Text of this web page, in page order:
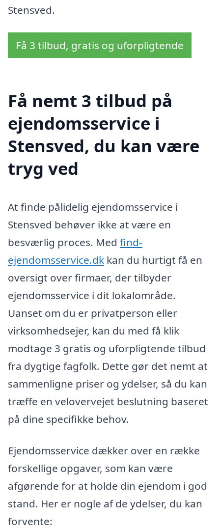
Stensved.
Få 3 tilbud, gratis og uforpligtende
Få nemt 3 tilbud på
ejendomsservice i
Stensved, du kan være
tryg ved
At finde pålidelig ejendomsservice i
Stensved behøver ikke at være en
besværlig proces. Med find-
ejendomsservice.dk kan du hurtigt få en
oversigt over firmaer, der tilbyder
ejendomsservice i dit lokalområde.
Uanset om du er privatperson eller
virksomhedsejer, kan du med få klik
modtage 3 gratis og uforpligtende tilbud
fra dygtige fagfolk. Dette gør det nemt at
sammenligne priser og ydelser, så du kan
træffe en velovervejet beslutning baseret
på dine specifikke behov.
Ejendomsservice dækker over en række
forskellige opgaver, som kan være
afgørende for at holde din ejendom i god
stand. Her er nogle af de ydelser, du kan
forvente: